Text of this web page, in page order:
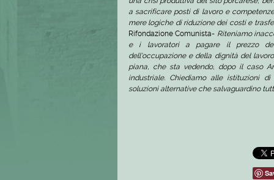
a sacrificare posti di lavoro e
mere logiche di riduzione dei costi e
Rifondazione Comunista- Riteniamo
e i lavoratori a pagare il prezzo
dell'occupazione e della dignità del
piana, che sta vedendo, dopo il caso
industriale. Chiediamo alle istituzioni
soluzioni alternative che salvaguardino